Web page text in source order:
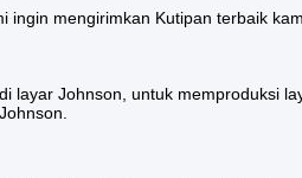
mengirimkan Kutipan terbaik
layar Johnson, untuk memproduksi